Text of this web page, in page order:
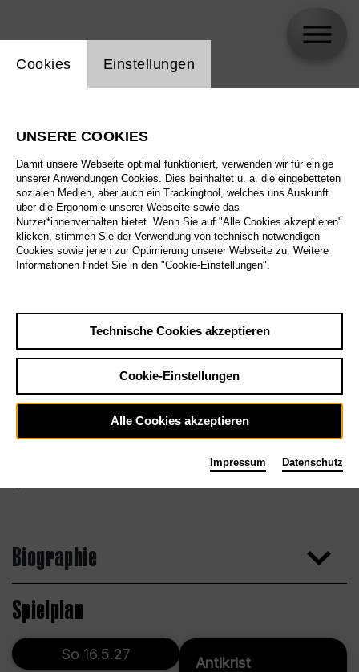
Biographie
Spielplan
Antikrist
So 16.5.27
Einstellung Website Cookie
Cookies Einstellungen
UNSERE COOKIES
Damit unsere Webseite optimal funktioniert, verwenden wir für einige
unserer Anwendungen Cookies. Dies beinhaltet u. a. die eingebetteten
sozialen Medien, aber auch ein Trackingtool, welches uns Auskunft
über die Ergonomie unserer Webseite sowie das
Nutzer*innenverhalten bietet. Wenn Sie auf "Alle Cookies akzeptieren"
klicken, stimmen Sie der Verwendung von technisch notwendigen
Cookies sowie jenen zur Optimierung unserer Webseite zu. Weitere
Informationen findet Sie in den "Cookie-Einstellungen".
Technische Cookies akzeptieren
Cookie-Einstellungen
Alle Cookies akzeptieren
Impressum Datenschutz